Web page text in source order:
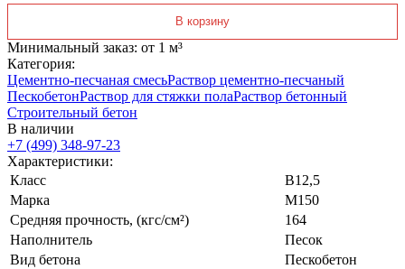
В корзину
Минимальный заказ: от 1 м³
Категория:
Цементно-песчаная смесьРаствор цементно-песчаный
ПескобетонРаствор для стяжки полаРаствор бетонный
Строительный бетон
В наличии
+7 (499) 348-97-23
Характеристики:
Класс
В12,5
Марка
М150
Средняя прочность, (кгс/см²)
164
Наполнитель
Песок
Вид бетона
Пескобетон